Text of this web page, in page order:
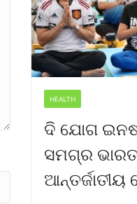
HEALTH
ଦି ଯୋଗ
ସମଗ୍ର